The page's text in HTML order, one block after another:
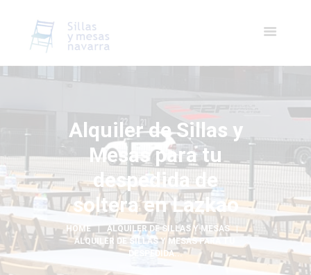
Alquiler de Sillas y
Mesas para tu
despedida de
soltera en Lazkao
HOME
ALQUILER DE SILLAS Y MESAS
ALQUILER DE SILLAS Y MESAS PARA TU
DESPEDIDA...